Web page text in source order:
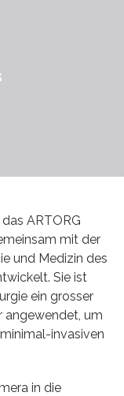
ARTORG
mit der
und Medizin des
Sie ist
ein grosser
angewendet, um
invasiven
in die